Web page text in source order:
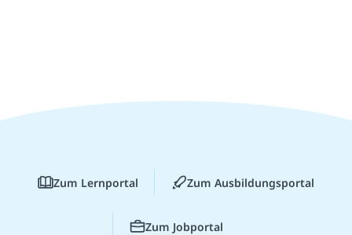
Zum Lernportal Zum Ausbildungsportal
Zum Jobportal